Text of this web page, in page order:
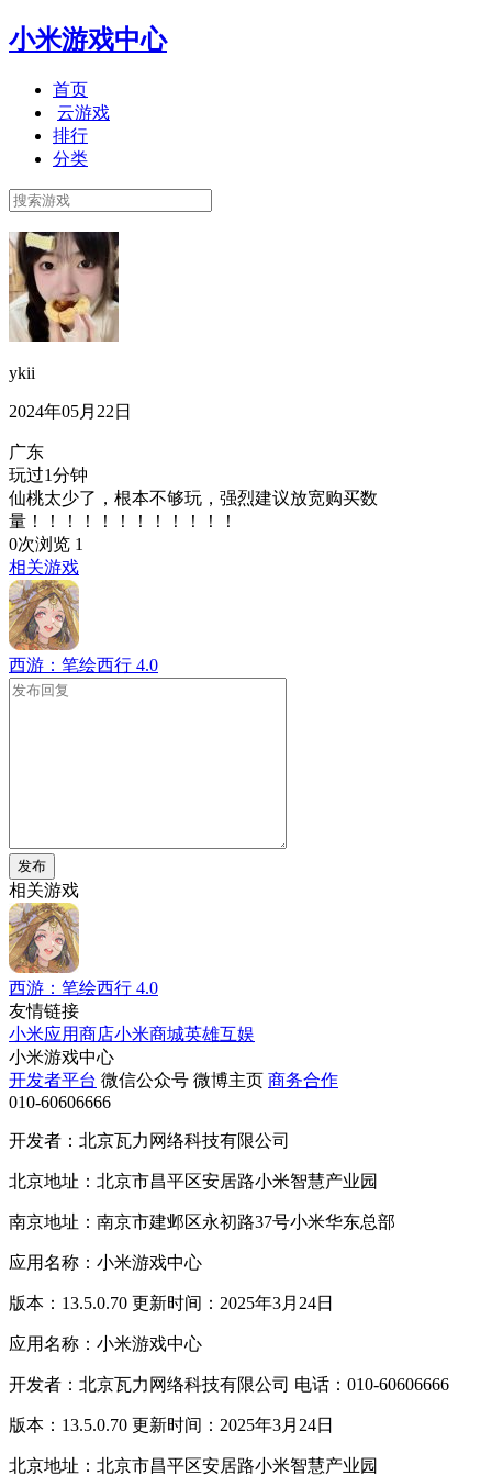
小米游戏中心
首页
云游戏
排行
分类
ykii
2024年05月22日
广东
玩过1分钟
仙桃太少了，根本不够玩，强烈建议放宽购买数
量！！！！！！！！！！！！
0次浏览 1
相关游戏
西游：笔绘西行 4.0
发布
相关游戏
西游：笔绘西行 4.0
友情链接
小米应用商店小米商城英雄互娱
小米游戏中心
开发者平台 微信公众号 微博主页 商务合作
010-60606666
开发者：北京瓦力网络科技有限公司
北京地址：北京市昌平区安居路小米智慧产业园
南京地址：南京市建邺区永初路37号小米华东总部
应用名称：小米游戏中心
版本：13.5.0.70 更新时间：2025年3月24日
应用名称：小米游戏中心
开发者：北京瓦力网络科技有限公司 电话：010-60606666
版本：13.5.0.70 更新时间：2025年3月24日
北京地址：北京市昌平区安居路小米智慧产业园